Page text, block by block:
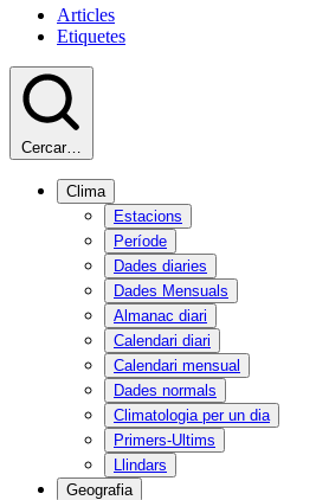
Articles
Etiquetes
Cercar…
Clima
Estacions
Període
Dades diaries
Dades Mensuals
Almanac diari
Calendari diari
Calendari mensual
Dades normals
Climatologia per un dia
Primers-Ultims
Llindars
Geografia